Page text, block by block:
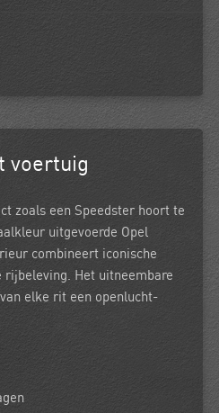
voertuig
zoals een Speedster hoort te
uitgevoerde Opel
combineert iconische
rijbeleving. Het uitneembare
elke rit een openlucht-